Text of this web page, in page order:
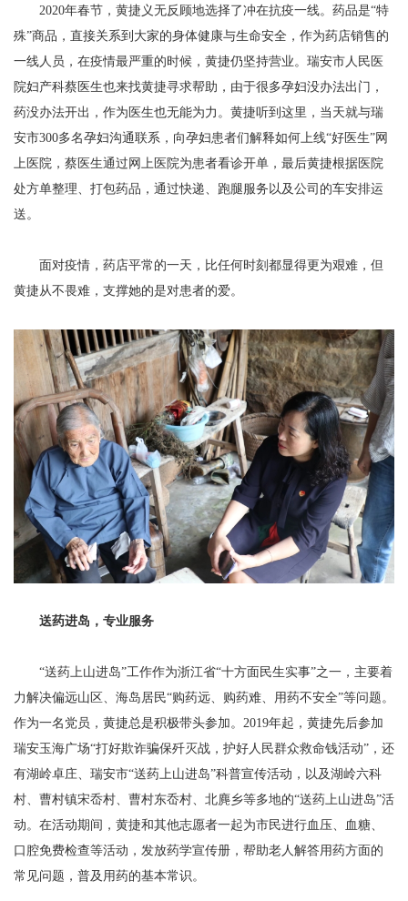
2020年春节，黄捷义无反顾地选择了冲在抗疫一线。药品是“特
殊”商品，直接关系到大家的身体健康与生命安全，作为药店销售的
一线人员，在疫情最严重的时候，黄捷仍坚持营业。瑞安市人民医
院妇产科蔡医生也来找黄捷寻求帮助，由于很多孕妇没办法出门，
药没办法开出，作为医生也无能为力。黄捷听到这里，当天就与瑞
安市300多名孕妇沟通联系，向孕妇患者们解释如何上线“好医生”网
上医院，蔡医生通过网上医院为患者看诊开单，最后黄捷根据医院
处方单整理、打包药品，通过快递、跑腿服务以及公司的车安排运
送。
面对疫情，药店平常的一天，比任何时刻都显得更为艰难，但
黄捷从不畏难，支撑她的是对患者的爱。
送药进岛，专业服务
“送药上山进岛”工作作为浙江省“十方面民生实事”之一，主要着
力解决偏远山区、海岛居民“购药远、购药难、用药不安全”等问题。
作为一名党员，黄捷总是积极带头参加。2019年起，黄捷先后参加
瑞安玉海广场“打好欺诈骗保歼灭战，护好人民群众救命钱活动”，还
有湖岭卓庄、瑞安市“送药上山进岛”科普宣传活动，以及湖岭六科
村、曹村镇宋岙村、曹村东岙村、北麂乡等多地的“送药上山进岛”活
动。在活动期间，黄捷和其他志愿者一起为市民进行血压、血糖、
口腔免费检查等活动，发放药学宣传册，帮助老人解答用药方面的
常见问题，普及用药的基本常识。